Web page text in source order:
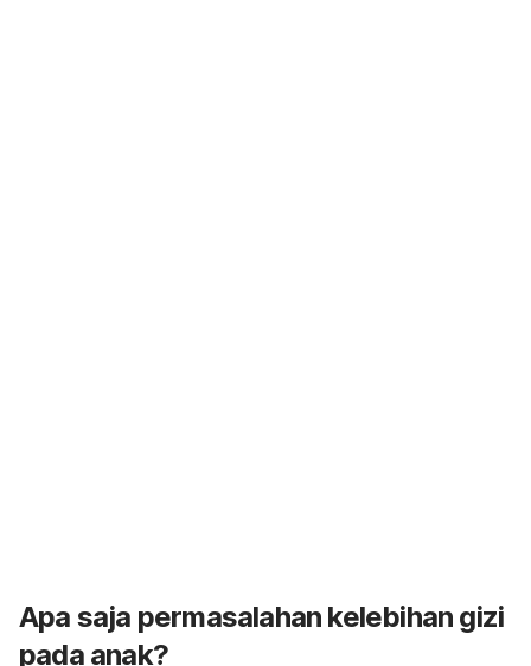
Apa saja permasalahan kelebihan gizi
pada anak?